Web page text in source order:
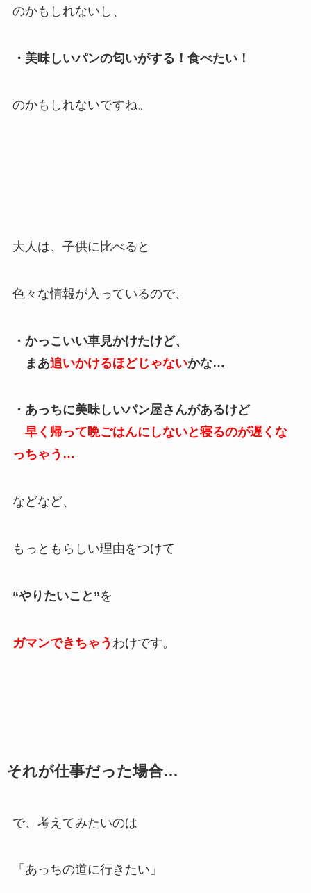
のかもしれないし、
・美味しいパンの匂いがする！食べたい！
のかもしれないですね。
大人は、子供に比べると
色々な情報が入っているので、
・かっこいい車見かけたけど、
まあ追いかけるほどじゃないかな…
・あっちに美味しいパン屋さんがあるけど
早く帰って晩ごはんにしないと寝るのが遅くな
っちゃう…
などなど、
もっともらしい理由をつけて
“やりたいこと”を
ガマンできちゃう わけです。
それが仕事だった場合…
で、考えてみたいのは
「あっちの道に行きたい」